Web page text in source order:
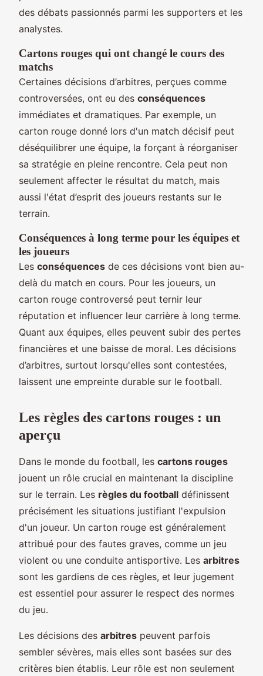
des débats passionnés parmi les supporters et les
analystes.
Cartons rouges qui ont changé le cours des
matchs
Certaines décisions d’arbitres, perçues comme
controversées, ont eu des conséquences
immédiates et dramatiques. Par exemple, un
carton rouge donné lors d'un match décisif peut
déséquilibrer une équipe, la forçant à réorganiser
sa stratégie en pleine rencontre. Cela peut non
seulement affecter le résultat du match, mais
aussi l'état d’esprit des joueurs restants sur le
terrain.
Conséquences à long terme pour les équipes et
les joueurs
Les conséquences de ces décisions vont bien au-
delà du match en cours. Pour les joueurs, un
carton rouge controversé peut ternir leur
réputation et influencer leur carrière à long terme.
Quant aux équipes, elles peuvent subir des pertes
financières et une baisse de moral. Les décisions
d’arbitres, surtout lorsqu'elles sont contestées,
laissent une empreinte durable sur le football.
Les règles des cartons rouges : un
aperçu
Dans le monde du football, les cartons rouges
jouent un rôle crucial en maintenant la discipline
sur le terrain. Les règles du football définissent
précisément les situations justifiant l'expulsion
d'un joueur. Un carton rouge est généralement
attribué pour des fautes graves, comme un jeu
violent ou une conduite antisportive. Les arbitres
sont les gardiens de ces règles, et leur jugement
est essentiel pour assurer le respect des normes
du jeu.
Les décisions des arbitres peuvent parfois
sembler sévères, mais elles sont basées sur des
critères bien établis. Leur rôle est non seulement